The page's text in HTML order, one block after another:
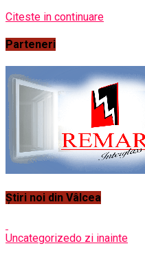
Citeste in continuare
Parteneri
Știri noi din Vâlcea
Uncategorizedo zi inainte